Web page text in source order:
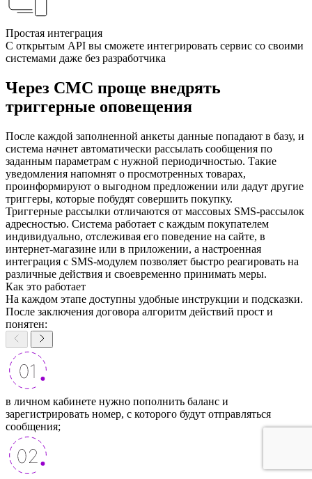
Простая интеграция
С открытым API вы сможете интегрировать сервис со своими
системами даже без разработчика
Через СМС проще внедрять
триггерные оповещения
После каждой заполненной анкеты данные попадают в базу, и
система начнет автоматически рассылать сообщения по
заданным параметрам с нужной периодичностью. Такие
уведомления напомнят о просмотренных товарах,
проинформируют о выгодном предложении или дадут другие
триггеры, которые побудят совершить покупку.
Триггерные рассылки отличаются от массовых SMS-рассылок
адресностью. Система работает с каждым покупателем
индивидуально, отслеживая его поведение на сайте, в
интернет-магазине или в приложении, а настроенная
интеграция с SMS-модулем позволяет быстро реагировать на
различные действия и своевременно принимать меры.
Как это работает
На каждом этапе доступны удобные инструкции и подсказки.
После заключения договора алгоритм действий прост и
понятен:
в личном кабинете нужно пополнить баланс и
зарегистрировать номер, с которого будут отправляться
сообщения;